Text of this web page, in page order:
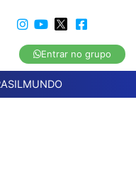
Entrar no grupo
MUNDO